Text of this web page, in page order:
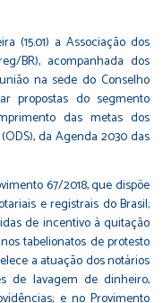
(15.01) a Associação dos
BR), acompanhada dos
na sede do Conselho
propostas do segmento
das metas dos
da Agenda 2030 das
67/2018, que dispõe
e registrais do Brasil;
de incentivo à quitação
tabelionatos de protesto
a atuação dos notários
de lavagem de dinheiro,
e no Provimento